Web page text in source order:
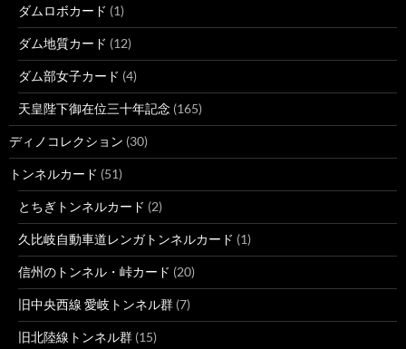
ダムロボカード (1)
ダム地質カード (12)
ダム部女子カード (4)
天皇陛下御在位三十年記念 (165)
ディノコレクション (30)
トンネルカード (51)
とちぎトンネルカード (2)
久比岐自動車道レンガトンネルカード (1)
信州のトンネル・峠カード (20)
旧中央西線 愛岐トンネル群 (7)
旧北陸線トンネル群 (15)